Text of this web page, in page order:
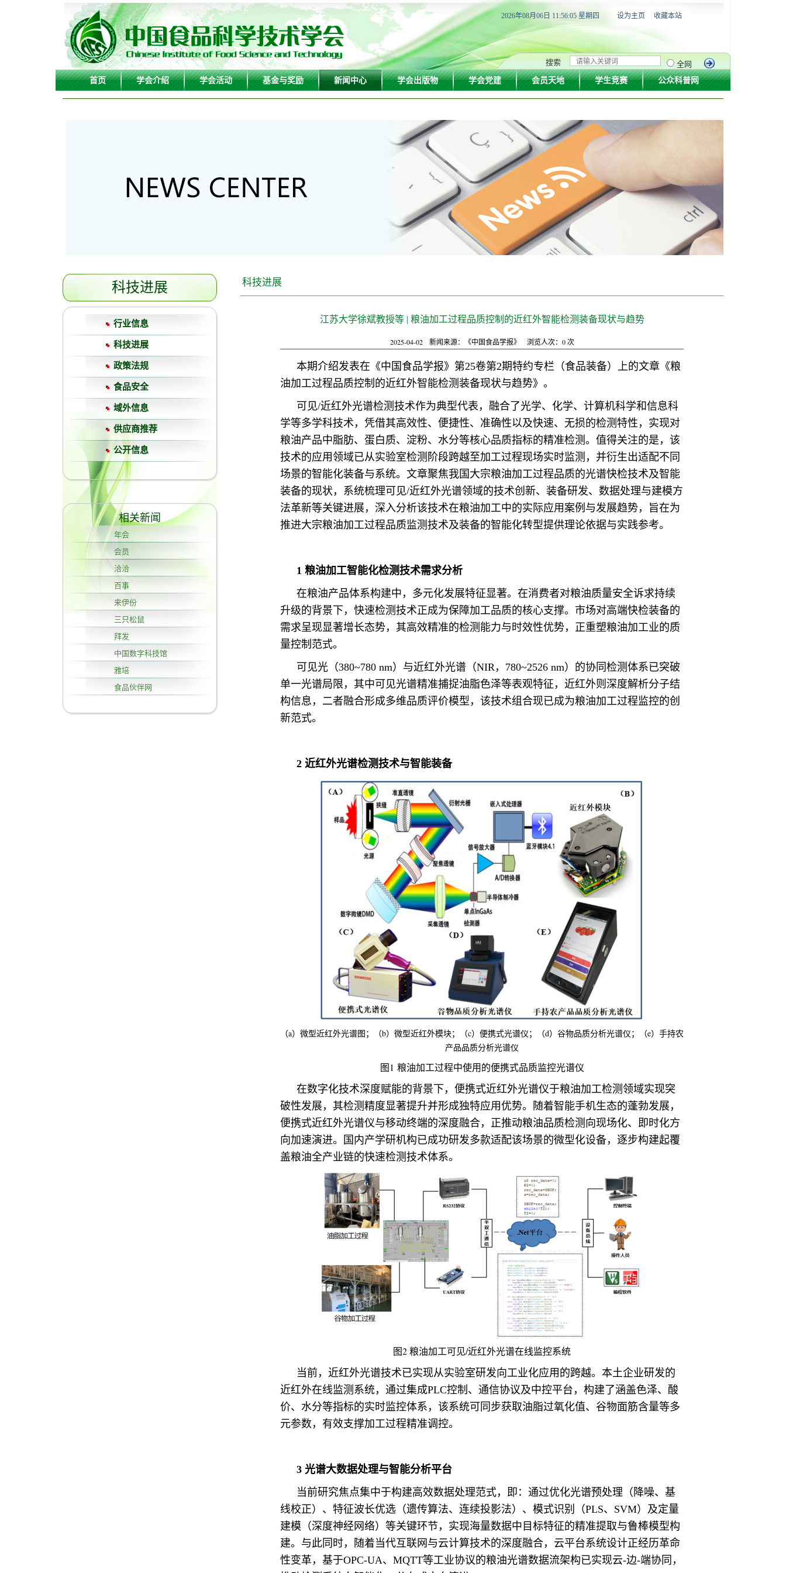
2026年08月06日 11:56:06 星期四 设为主页 收藏本站
搜索
全网
首页
学会介绍 学会活动 基金与奖励 新闻中心 学会出版物 学会党建 会员天地 学生竞赛 公众科普网
科技进展
行业信息
科技进展
政策法规
食品安全
域外信息
供应商推荐
公开信息
相关新闻
年会
会员
洽洽
百事
来伊份
三只松鼠
拜发
中国数字科技馆
雅培
食品伙伴网
科技进展
江苏大学徐斌教授等 | 粮油加工过程品质控制的近红外智能检测装备现状与趋势
2025-04-02 新闻来源：《中国食品学报》 浏览人次： 0次
本期介绍发表在《中国食品学报》第25卷第2期特约专栏（食品装备）上的文章《粮
油加工过程品质控制的近红外智能检测装备现状与趋势》。
可见/近红外光谱检测技术作为典型代表，融合了光学、化学、计算机科学和信息科
学等多学科技术，凭借其高效性、便捷性、准确性以及快速、无损的检测特性，实现对
粮油产品中脂肪、蛋白质、淀粉、水分等核心品质指标的精准检测。值得关注的是，该
技术的应用领域已从实验室检测阶段跨越至加工过程现场实时监测，并衍生出适配不同
场景的智能化装备与系统。文章聚焦我国大宗粮油加工过程品质的光谱快检技术及智能
装备的现状，系统梳理可见/近红外光谱领域的技术创新、装备研发、数据处理与建模方
法革新等关键进展，深入分析该技术在粮油加工中的实际应用案例与发展趋势，旨在为
推进大宗粮油加工过程品质监测技术及装备的智能化转型提供理论依据与实践参考。
1 粮油加工智能化检测技术需求分析
在粮油产品体系构建中，多元化发展特征显著。在消费者对粮油质量安全诉求持续
升级的背景下，快速检测技术正成为保障加工品质的核心支撑。市场对高端快检装备的
需求呈现显著增长态势，其高效精准的检测能力与时效性优势，正重塑粮油加工业的质
量控制范式。
可见光（380~780 nm）与近红外光谱（NIR，780~2526 nm）的协同检测体系已突破
单一光谱局限，其中可见光谱精准捕捉油脂色泽等表观特征，近红外则深度解析分子结
构信息，二者融合形成多维品质评价模型，该技术组合现已成为粮油加工过程监控的创
新范式。
2 近红外光谱检测技术与智能装备
（a）微型近红外光谱图；（b）微型近红外模块；（c）便携式光谱仪；（d）谷物品质分析光谱仪；（e）手持农
产品品质分析光谱仪
图1 粮油加工过程中使用的便携式品质监控光谱仪
在数字化技术深度赋能的背景下，便携式近红外光谱仪于粮油加工检测领域实现突
破性发展，其检测精度显著提升并形成独特应用优势。随着智能手机生态的蓬勃发展，
便携式近红外光谱仪与移动终端的深度融合，正推动粮油品质检测向现场化、即时化方
向加速演进。国内产学研机构已成功研发多款适配该场景的微型化设备，逐步构建起覆
盖粮油全产业链的快速检测技术体系。
图2 粮油加工可见/近红外光谱在线监控系统
当前，近红外光谱技术已实现从实验室研发向工业化应用的跨越。本土企业研发的
近红外在线监测系统，通过集成PLC控制、通信协议及中控平台，构建了涵盖色泽、酸
价、水分等指标的实时监控体系，该系统可同步获取油脂过氧化值、谷物面筋含量等多
元参数，有效支撑加工过程精准调控。
3 光谱大数据处理与智能分析平台
当前研究焦点集中于构建高效数据处理范式，即：通过优化光谱预处理（降噪、基
线校正）、特征波长优选（遗传算法、连续投影法）、模式识别（PLS、SVM）及定量
建模（深度神经网络）等关键环节，实现海量数据中目标特征的精准提取与鲁棒模型构
建。与此同时，随着当代互联网与云计算技术的深度融合，云平台系统设计正经历革命
性变革，基于OPC-UA、MQTT等工业协议的粮油光谱数据流架构已实现云-边-端协同，